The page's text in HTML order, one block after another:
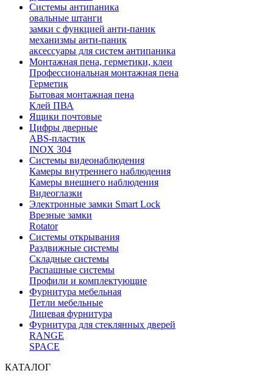
Системы антипаника
овальные штанги
замки с функцией анти-паник
механизмы анти-паник
аксессуары для систем антипаника
Монтажная пена, герметики, клеи
Профессиональная монтажная пена
Герметик
Бытовая монтажная пена
Клей ПВА
Ящики почтовые
Цифры дверные
ABS-пластик
INOX 304
Системы видеонаблюдения
Камеры внутреннего наблюдения
Камеры внешнего наблюдения
Видеоглазки
Электронные замки Smart Lock
Врезные замки
Rotator
Системы открывания
Раздвижные системы
Складные системы
Распашные системы
Профили и комплектующие
Фурнитура мебельная
Петли мебельные
Лицевая фурнитура
Фурнитура для стеклянных дверей
RANGE
SPACE
КАТАЛОГ